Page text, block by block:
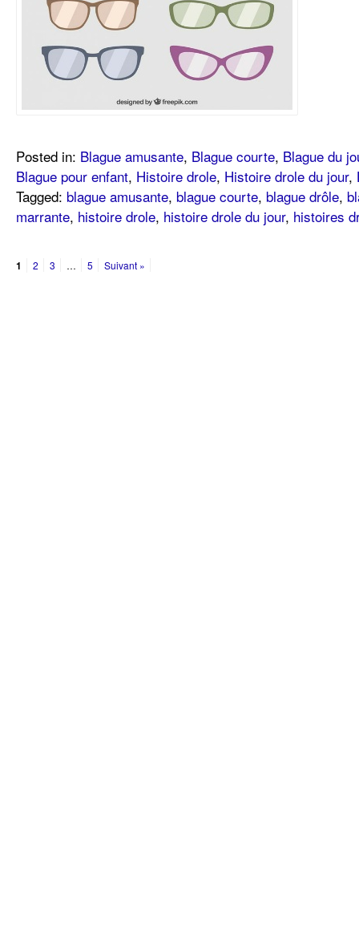
Posted in: Blague amusante, Blague courte, Blague du
Blague pour enfant, Histoire drole, Histoire drole du jour,
Tagged: blague amusante, blague courte, blague drôle,
marrante, histoire drole, histoire drole du jour, histoires
1 2 3 … 5 Suivant »